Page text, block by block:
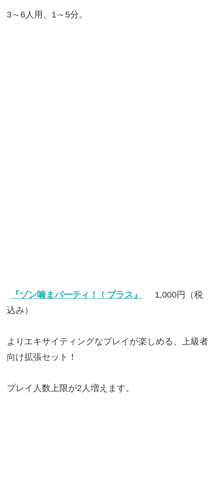
3～6人用、1～5分。
『ゾン噛まパーティ！！プラス』
1,000円（税
込み）
よりエキサイティングなプレイが楽しめる、上級者
向け拡張セット！
プレイ人数上限が2人増えます。